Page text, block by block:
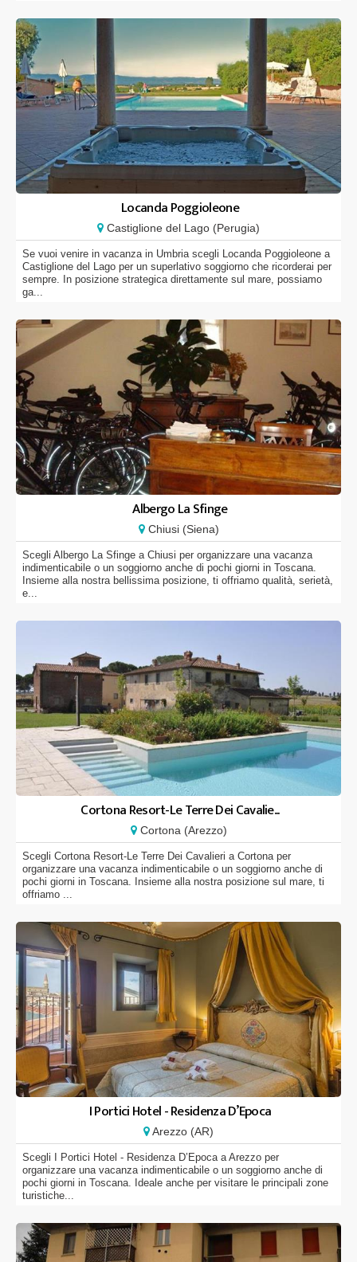
Locanda Poggioleone
Castiglione del Lago (Perugia)
Se vuoi venire in vacanza in Umbria scegli Locanda Poggioleone a
Castiglione del Lago per un superlativo soggiorno che ricorderai per
sempre. In posizione strategica direttamente sul mare, possiamo
ga...
Albergo La Sfinge
Chiusi (Siena)
Scegli Albergo La Sfinge a Chiusi per organizzare una vacanza
indimenticabile o un soggiorno anche di pochi giorni in Toscana.
Insieme alla nostra bellissima posizione, ti offriamo qualità, serietà,
e...
Cortona Resort-Le Terre Dei Cavalie...
Cortona (Arezzo)
Scegli Cortona Resort-Le Terre Dei Cavalieri a Cortona per
organizzare una vacanza indimenticabile o un soggiorno anche di
pochi giorni in Toscana. Insieme alla nostra posizione sul mare, ti
offriamo ...
I Portici Hotel - Residenza D’Epoca
Arezzo (AR)
Scegli I Portici Hotel - Residenza D’Epoca a Arezzo per
organizzare una vacanza indimenticabile o un soggiorno anche di
pochi giorni in Toscana. Ideale anche per visitare le principali zone
turistiche...